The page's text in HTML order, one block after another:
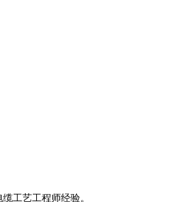
缆工艺工程师经验。